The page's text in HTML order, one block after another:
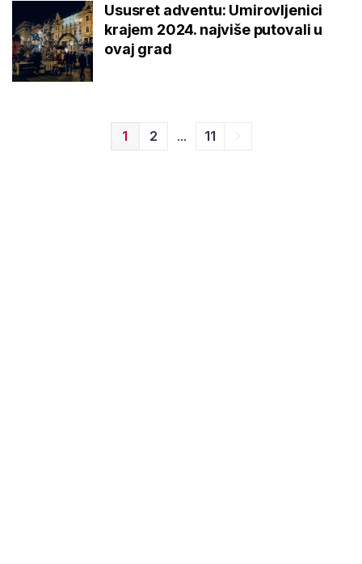
Ususret adventu: Umirovljenici
krajem 2024. najviše putovali u
ovaj grad
1 2 ... 11